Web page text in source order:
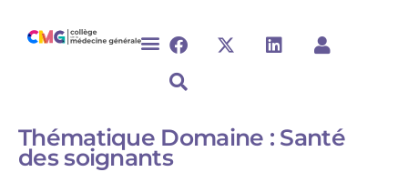
Thématique Domaine : Santé
des soignants